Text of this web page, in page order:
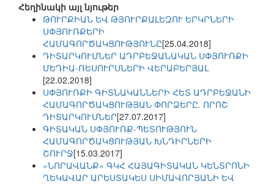
Հեղինակի այլ նյութեր
ԹՈՒՐՔԻԱՆ ԵՎ ԹՅՈՒՐՔԱԼԵԶՈՒ ԵՐԿՐՆԵՐԻ
ՍՓՅՈՒՌՔԵՐԻ
ՀԱՄԱԳՈՐԾԱԿՑՈՒԹՅՈՒՆԸ[25.04.2018]
ԴԻՏԱՐԿՈՒՄՆԵՐ ԱԴՐԲԵՋԱՆԱԿԱՆ ՍՓՅՈՒՌՔԻ
ՄԵԴԻԱ-ՌԵՍՈՒՐՍՆԵՐԻ ՎԵՐԱԲԵՐՅԱԼ
[22.02.2018]
ՍՓՅՈՒՌՔԻ ԳԻՏՆԱԿԱՆՆԵՐԻ ՀԵՏ ԱԴՐԲԵՋԱՆԻ
ՀԱՄԱԳՈՐԾԱԿՑՈՒԹՅԱՆ ՓՈՐՁԵՐԸ. ՈՐՈՇ
ԴԻՏԱՐԿՈՒՄՆԵՐ[27.07.2017]
ԳԻՏԱԿԱՆ ՍՓՅՈՒՌՔ-ՊԵՏՈՒԹՅՈՒՆ
ՀԱՄԱԳՈՐԾԱԿՑՈՒԹՅԱՆ ԽՆԴԻՐՆԵՐԻ
ՇՈՒՐՋ[15.03.2017]
«ՆՈՐԱՎԱՆՔ» ԳԿՀ ՀԱՅԱԳԻՏԱԿԱՆ ԿԵՆՏՐՈՆԻ
ՂԵԿԱՎԱՐ ԱՐԵՍՏԱԿԵՍ ՍԻՄԱՎՈՐՅԱՆԻ ԵՎ